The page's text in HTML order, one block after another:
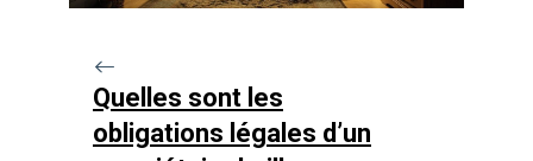
Quelles sont les
obligations légales d’un